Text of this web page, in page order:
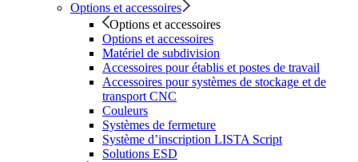
Options et accessoires
Options et accessoires
Options et accessoires
Matériel de subdivision
Accessoires pour établis et postes de travail
Accessoires pour systèmes de stockage et de
transport CNC
Couleurs
Systèmes de fermeture
Système d’inscription LISTA Script
Solutions ESD